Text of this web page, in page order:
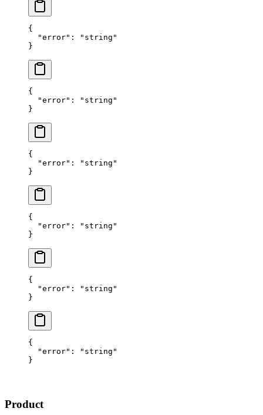
{
  "error"
:
"string"
}
{
  "error"
:
"string"
}
{
  "error"
:
"string"
}
{
  "error"
:
"string"
}
{
  "error"
:
"string"
}
{
  "error"
:
"string"
}
Product